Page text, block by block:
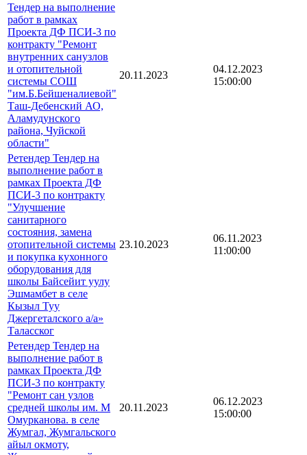
Тендер на выполнение
работ в рамках
Проекта ДФ ПСИ-3 по
контракту "Ремонт
внутренних санузлов
и отопительной
системы СОШ
"им.Б.Бейшеналиевой"
Таш-Дебенский АО,
Аламудунского
района, Чуйской
области"
20.11.2023
04.12.2023
15:00:00
Ретендер Тендер на
выполнение работ в
рамках Проекта ДФ
ПСИ-3 по контракту
"Улучшение
санитарного
состояния, замена
отопительной системы
и покупка кухонного
оборудования для
школы Байсейит уулу
Эшмамбет в селе
Кызыл Туу
Джергеталского а/а»
Таласског
23.10.2023
06.11.2023
11:00:00
Ретендер Тендер на
выполнение работ в
рамках Проекта ДФ
ПСИ-3 по контракту
"Ремонт сан узлов
средней школы им. М
Омурканова. в cеле
Жумгал, Жумгальского
айыл окмоту,
20.11.2023
06.12.2023
15:00:00